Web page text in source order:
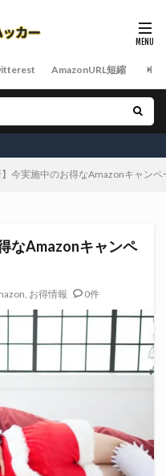
AmazonURL短縮
】今実施中のお得なAmazonキャン
なAmazonキャンペ
, お得情報 0件